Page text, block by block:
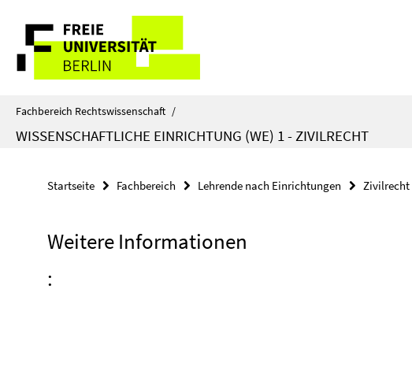
direkt
Inhalt
Service-
Navigation
Fachbereich Rechtswissenschaft /
WISSENSCHAFTLICHE EINRICHTUNG (WE) 1 - ZIVILRECHT
Startseite Fachbereich Lehrende nach Einrichtungen Zivilrecht
Weitere Informationen
: